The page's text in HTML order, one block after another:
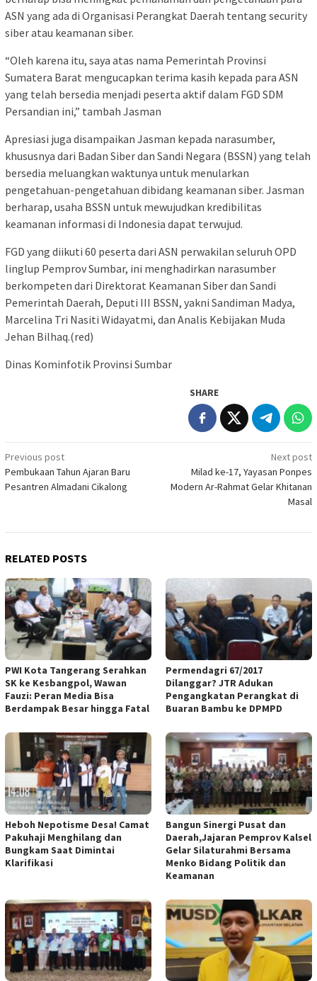
ASN yang ada di Organisasi Perangkat Daerah tentang security
siber atau keamanan siber.
“Oleh karena itu, saya atas nama Pemerintah Provinsi
Sumatera Barat mengucapkan terima kasih kepada para ASN
yang telah bersedia menjadi peserta aktif dalam FGD SDM
Persandian ini,” tambah Jasman
Apresiasi juga disampaikan Jasman kepada narasumber,
khususnya dari Badan Siber dan Sandi Negara (BSSN) yang telah
bersedia meluangkan waktunya untuk menularkan
pengetahuan-pengetahuan dibidang keamanan siber. Jasman
berharap, usaha BSSN untuk mewujudkan kredibilitas
keamanan informasi di Indonesia dapat terwujud.
FGD yang diikuti 60 peserta dari ASN perwakilan seluruh OPD
linglup Pemprov Sumbar, ini menghadirkan narasumber
berkompeten dari Direktorat Keamanan Siber dan Sandi
Pemerintah Daerah, Deputi III BSSN, yakni Sandiman Madya,
Marcelina Tri Nasiti Widayatmi, dan Analis Kebijakan Muda
Jehan Bilhaq.(red)
Dinas Kominfotik Provinsi Sumbar
SHARE
Post
navigation
Previous post
Pembukaan Tahun Ajaran Baru
Pesantren Almadani Cikalong
Next post
Milad ke-17, Yayasan Ponpes
Modern Ar-Rahmat Gelar Khitanan
Masal
RELATED POSTS
PWI Kota Tangerang Serahkan
SK ke Kesbangpol, Wawan
Fauzi: Peran Media Bisa
Berdampak Besar hingga Fatal
Permendagri 67/2017
Dilanggar? JTR Adukan
Pengangkatan Perangkat di
Buaran Bambu ke DPMPD
Heboh Nepotisme Desa! Camat
Pakuhaji Menghilang dan
Bungkam Saat Dimintai
Klarifikasi
Bangun Sinergi Pusat dan
Daerah,Jajaran Pemprov Kalsel
Gelar Silaturahmi Bersama
Menko Bidang Politik dan
Keamanan